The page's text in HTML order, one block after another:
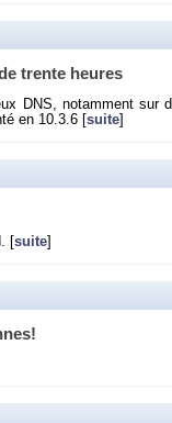
trente heures
DNS, no­tam­ment sur
en 10.3.6 [ suite
[ suite